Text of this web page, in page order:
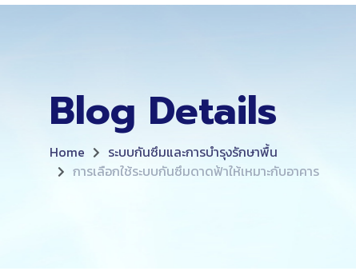
Blog Details
Home
ระบบกันซึมและการบำรุงรักษาพื้น
การเลือกใช้ระบบกันซึมดาดฟ้าให้เหมาะกับอาคาร